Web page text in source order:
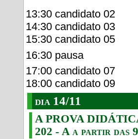
13:30 candidato 02
14:30 candidato 03
15:30 candidato 05
16:30 pausa
17:00 candidato 07
18:00 candidato 09
dia 14/11
A PROVA
202 - A a partir das